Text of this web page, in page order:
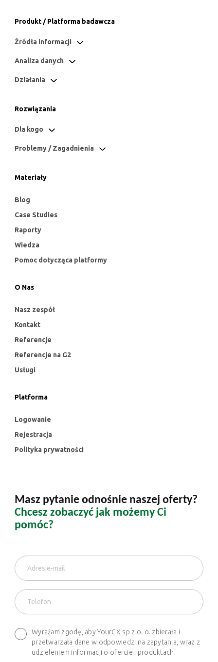
Produkt / Platforma badawcza
Źródła informacji
Analiza danych
Działania
Rozwiązania
Dla kogo
Problemy / Zagadnienia
Materiały
Blog
Case Studies
Raporty
Wiedza
Pomoc dotycząca platformy
O Nas
Nasz zespół
Kontakt
Referencje
Referencje na G2
Usługi
Platforma
Logowanie
Rejestracja
Polityka prywatności
Masz pytanie odnośnie naszej oferty?
Chcesz zobaczyć jak możemy Ci
pomóc?
Wyrażam zgodę, aby YourCX sp z o. o. zbierała i
przetwarzała dane w odpowiedzi na zapytania, wraz z
udzieleniem informacji o ofercie i produktach.